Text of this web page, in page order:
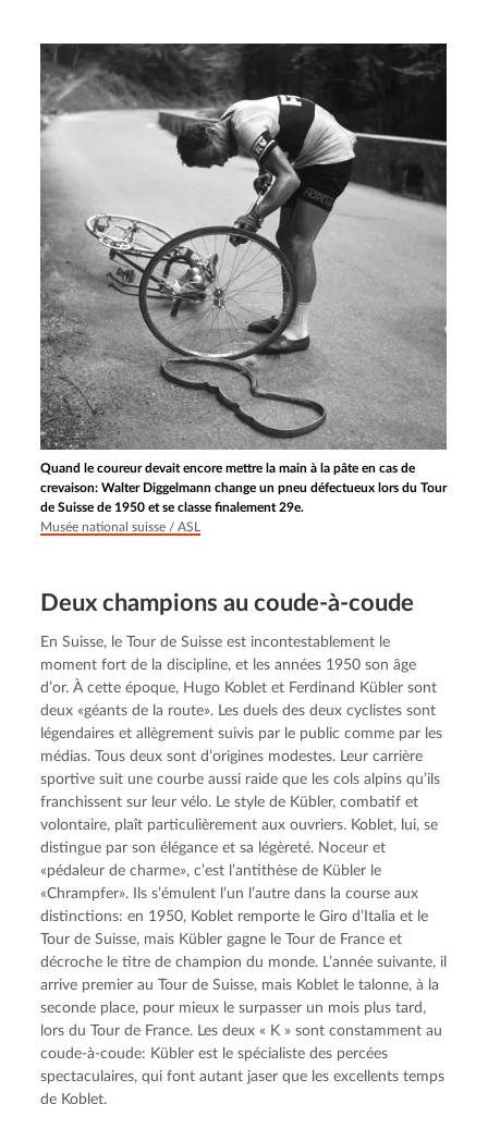
Quand le coureur devait encore mettre la main à la pâte en cas de
crevaison: Walter Diggelmann change un pneu défectueux lors du Tour
de Suisse de 1950 et se classe finalement 29e.
Musée national suisse / ASL
Deux champions au coude-à-coude
En Suisse, le Tour de Suisse est incontestablement le
moment fort de la discipline, et les années 1950 son âge
d’or. À cette époque, Hugo Koblet et Ferdinand Kübler sont
deux «géants de la route». Les duels des deux cyclistes sont
légendaires et allègrement suivis par le public comme par les
médias. Tous deux sont d’origines modestes. Leur carrière
sportive suit une courbe aussi raide que les cols alpins qu’ils
franchissent sur leur vélo. Le style de Kübler, combatif et
volontaire, plaît particulièrement aux ouvriers. Koblet, lui, se
distingue par son élégance et sa légèreté. Noceur et
«pédaleur de charme», c’est l’antithèse de Kübler le
«Chrampfer». Ils s’émulent l’un l’autre dans la course aux
distinctions: en 1950, Koblet remporte le Giro d’Italia et le
Tour de Suisse, mais Kübler gagne le Tour de France et
décroche le titre de champion du monde. L’année suivante, il
arrive premier au Tour de Suisse, mais Koblet le talonne, à la
seconde place, pour mieux le surpasser un mois plus tard,
lors du Tour de France. Les deux « K » sont constamment au
coude-à-coude: Kübler est le spécialiste des percées
spectaculaires, qui font autant jaser que les excellents temps
de Koblet.